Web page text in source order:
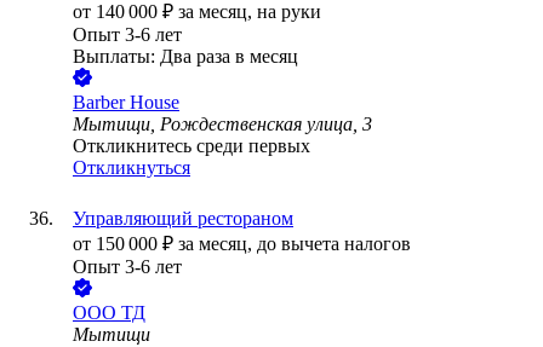
от 140 000 ₽ за месяц, на руки
Опыт 3-6 лет
Выплаты: Два раза в месяц
Barber House
Мытищи, Рождественская улица, 3
Откликнитесь среди первых
Откликнуться
Управляющий рестораном
от 150 000 ₽ за месяц, до вычета налогов
Опыт 3-6 лет
ООО ТД
Мытищи